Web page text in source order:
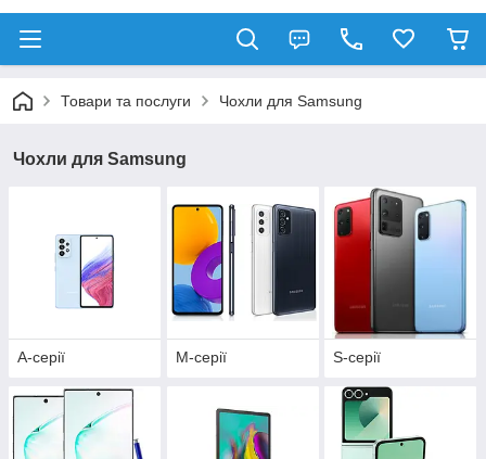
Товари та послуги Чохли для Samsung
Чохли для Samsung
A-серії М-серії S-серії